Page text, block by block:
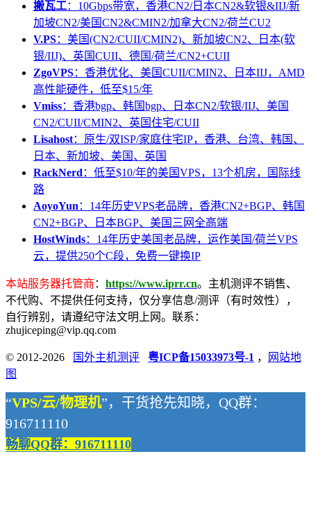
搬瓦工：10Gbps带宽，香港CN2/日本CN2&软银&IIJ/新
加坡CN2/美国CN2&CMIN2/加拿大CN2/荷兰CU2
V.PS：美国(CN2/CUII/CMIN2)、新加坡CN2、日本(软
银/IIJ)、英国CUII、德国/荷兰/CN2+CUII
ZgoVPS：香港优化、美国CUII/CMIN2、日本IIJ，AMD
高性能硬件，低至$15/年
Vmiss：香港bgp、韩国bgp、日本CN2/软银/IIJ、美国
CN2/CUII/CMIN2、英国住宅/CUII
Lisahost：原生/双ISP/家庭住宅IP，香港、台湾、韩国、
日本、新加坡、美国、英国
RackNerd ：低至$10/年的美国VPS，13个机房，国际线
路
AoyoYun ：14年历史VPS老品牌，香港CN2+BGP、韩国
CN2+BGP、日本BGP、美国三网全高端
HostWinds：14年历史美国老品牌，运作美国/荷兰VPS
云，提供250个C段，免费一键换IP
本站服务器托管商 ： https://www.iprr.cn。主机测评不销售、
不代购、不提供任何支持，仅分享信息/测评（有时效性），
自行辨别，请遵纪守法文明上网。联系：
zhujiceping@vip.qq.com
© 2012-2026 国外主机测评 粤ICP备15033973号-1 ，
网站地
图
“VPS/云/物理机”，干货抢先知晓，QQ群：
916711110
畅聊QQ群：916711110